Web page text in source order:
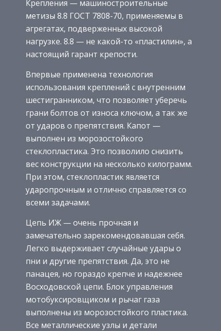
Крепления — машиностроительные
метизы 8.8 ГОСТ 7808-70, применяемы в
агрегатах, подверженных высокой
нагрузке. 8.8 — не какой-то «пластилин», а
настоящий гарант крепости.
Впервые применена технология
использования креплений с внутренним
шестигранником, что позволяет уберечь
грани болтов от износа ключом, а так же
от ударов о препятствия. Капот —
выполнен из морозостойкого
стеклопластика. Это позволило снизить
вес конструкции на несколько килограмм.
При этом, стеклопластик является
ударопрочным и отлично справляется со
всеми задачами.
Цепь ИЖ — очень прочная и
замечательно зарекомендовавшая себя.
Легко выдерживает случайные удары о
пни и другие препятствия. Да, это не
панацея, но гораздо крепче и надежнее
Восходовской цепи. Блок управления
мотобуксировщиком и рычаг газа
выполнены из морозостойкого пластика.
Все металлические узлы и детали